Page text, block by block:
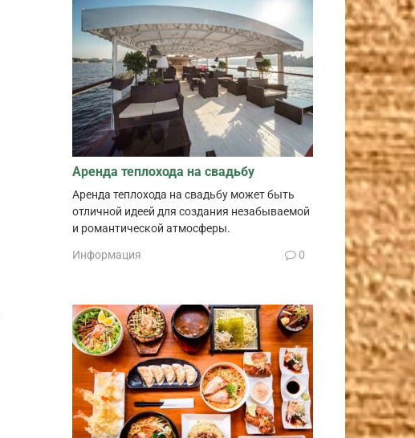
Аренда теплохода на свадьбу
Аренда теплохода на свадьбу может быть
отличной идеей для создания незабываемой
и романтической атмосферы.
Информация 0